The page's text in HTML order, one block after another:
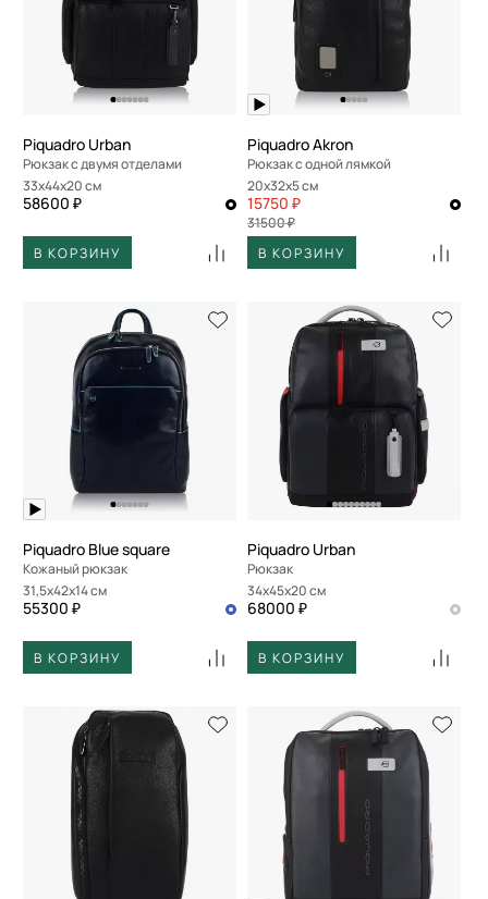
Piquadro Urban
Рюкзак с двумя отделами
33x44x20 см
58600 ₽
В КОРЗИНУ
Piquadro Akron
Рюкзак с одной лямкой
20x32x5 см
15750 ₽
31500 ₽
В КОРЗИНУ
Piquadro Blue square
Кожаный рюкзак
31,5x42x14 см
55300 ₽
В КОРЗИНУ
Piquadro Urban
Рюкзак
34x45x20 см
68000 ₽
В КОРЗИНУ